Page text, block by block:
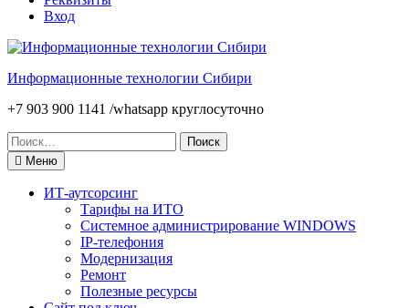
Вход
Информационные технологии Сибири
+7 903 900 1141 /whatsapp круглосуточно
Искать:
Меню
ИТ-аутсорсинг
Тарифы на ИТО
Системное администрирование WINDOWS
IP-телефония
Модернизация
Ремонт
Полезные ресурсы